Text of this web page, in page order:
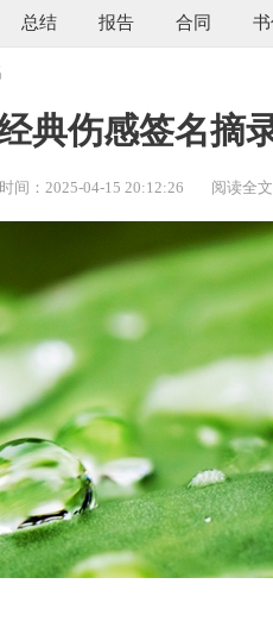
总结 报告 合同
典伤感签名摘
时间：2025-04-15 20:12:26 阅读全文